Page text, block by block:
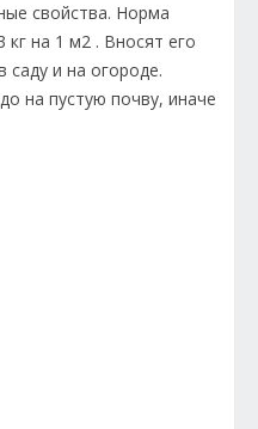
свойства. Норма
кг на 1 м2 . Вносят его
саду и на огороде.
на пустую почву, иначе